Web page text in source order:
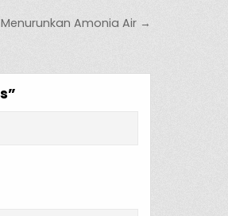
Amonia Air →
”